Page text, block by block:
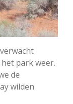
park weer.
de
wilden